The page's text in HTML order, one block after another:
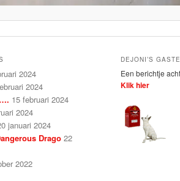
2024
2024
15 februari 2024
2024
januari 2024
Drago 22
2022
DEJONI’S
Een berichtje
Klik hier